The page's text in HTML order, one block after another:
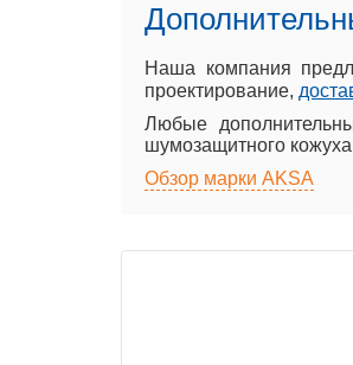
Наша компания
проектирование,
Любые
шумозащитного
Обзор марки AKSA